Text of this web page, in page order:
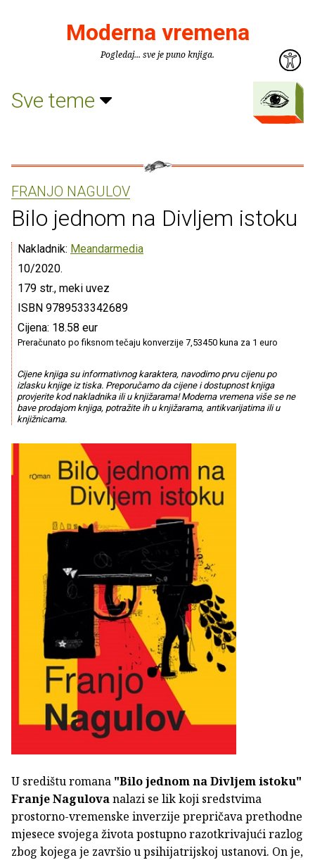
Moderna vremena
Pogledaj... sve je puno knjiga.
Sve teme
FRANJO NAGULOV
Bilo jednom na Divljem istoku
Nakladnik: Meandarmedia
10/2020.
179 str., meki uvez
ISBN 9789533342689
Cijena: 18.58 eur
Preračunato po fiksnom tečaju konverzije 7,53450 kuna za 1 euro
Cijene knjiga su informativnog karaktera, navodimo prvu cijenu po
izlasku knjige iz tiska. Preporučamo da cijene i dostupnost knjiga
provjerite kod nakladnika ili u knjižarama! Moderna vremena više se ne
bave prodajom knjiga, potražite ih u knjižarama, antikvarijatima ili u
knjižnicama.
U središtu romana "Bilo jednom na Divljem istoku"
Franje Nagulovanalazi se lik koji sredstvima
prostorno-vremenske inverzije prepričava prethodne
mjesece svojega života postupno razotkrivajući razlog
zbog kojega je završio u psihijatrijskoj ustanovi. On je,